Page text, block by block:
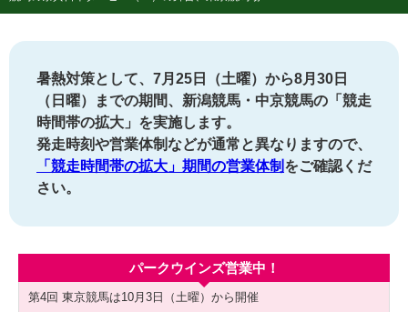
暑熱対策として、7月25日（土曜）から8月30日
（日曜）までの期間、新潟競馬・中京競馬の「競走
時間帯の拡大」を実施します。
発走時刻や営業体制などが通常と異なりますので、
「競走時間帯の拡大」期間の営業体制 をご確認くだ
さい。
パークウインズ営業中！
第4回 東京競馬は10月3日（土曜）から開催